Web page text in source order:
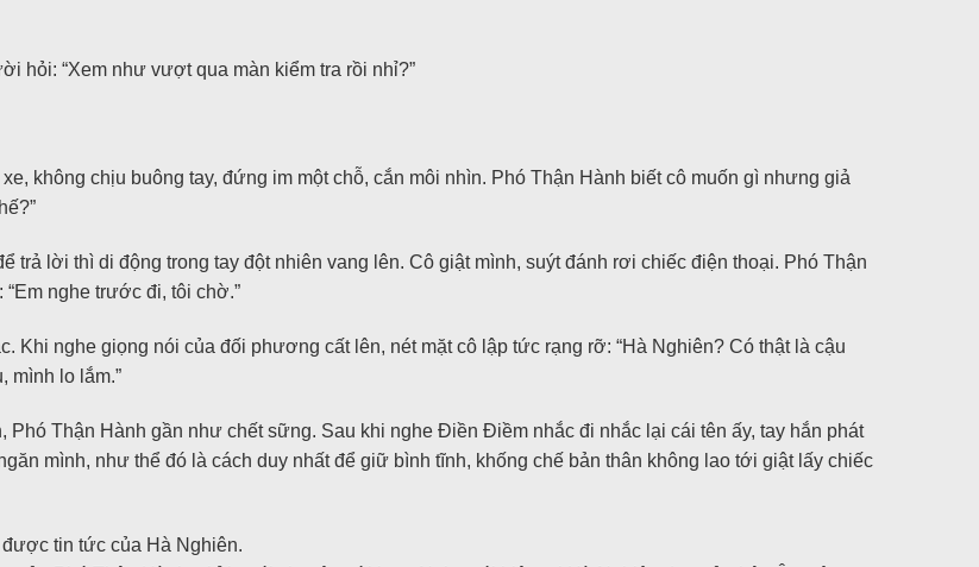
hỏi: “Xem như vượt qua màn kiểm tra rồi nhỉ?”
không chịu buông tay, đứng im một chỗ, cắn môi nhìn. Phó Thận Hành biết cô muốn gì nhưng giả
lời thì di động trong tay đột nhiên vang lên. Cô giật mình, suýt đánh rơi chiếc điện thoại. Phó Thận
nghe trước đi, tôi chờ.”
Khi nghe giọng nói của đối phương cất lên, nét mặt cô lập tức rạng rỡ: “Hà Nghiên? Có thật là cậu
mình lo lắm.”
Thận Hành gần như chết sững. Sau khi nghe Điền Điềm nhắc đi nhắc lại cái tên ấy, tay hắn phát
mình, như thể đó là cách duy nhất để giữ bình tĩnh, khống chế bản thân không lao tới giật lấy chiếc
tin tức của Hà Nghiên.